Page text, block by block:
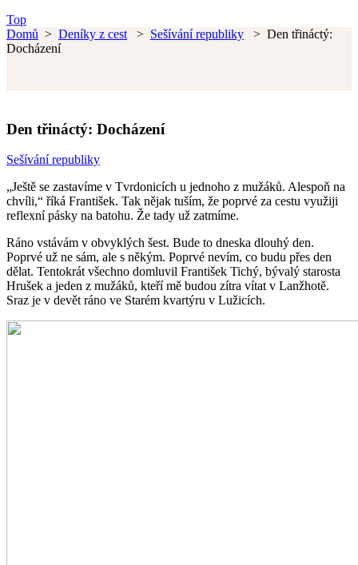
Top
Domů > Deníky z cest > Sešívání republiky > Den třináctý:
Docházení
Den třináctý: Docházení
Sešívání republiky
„Ještě se zastavíme v Tvrdonicích u jednoho z mužáků. Alespoň na
chvíli,“ říká František. Tak nějak tuším, že poprvé za cestu využiji
reflexní pásky na batohu. Že tady už zatmíme.
Ráno vstávám v obvyklých šest. Bude to dneska dlouhý den.
Poprvé už ne sám, ale s někým. Poprvé nevím, co budu přes den
dělat. Tentokrát všechno domluvil František Tichý, bývalý starosta
Hrušek a jeden z mužáků, kteří mě budou zítra vítat v Lanžhotě.
Sraz je v devět ráno ve Starém kvartýru v Lužicích.